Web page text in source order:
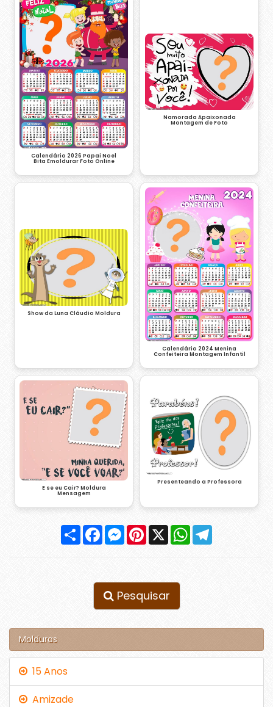
Calendário 2026 Papai Noel
Bita Emoldurar Foto Online
Namorada Apaixonada
Montagem de Foto
Show da Luna Cláudio Moldura
Calendário 2024 Menina
Confeiteira Montagem Infantil
E se eu Cair? Moldura
Mensagem
Presenteando a Professora
Compartilhar
FacebookMessenger
Pinterest
X WhatsApp
Pesquisar
Molduras
15 Anos
Amizade